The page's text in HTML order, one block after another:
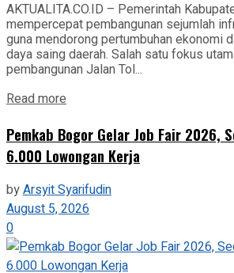
AKTUALITA.CO.ID – Pemerintah
mempercepat pembangunan sejumlah
guna mendorong pertumbuhan ekonomi
daya saing daerah. Salah satu fokus
pembangunan Jalan Tol...
Read more
Pemkab Bogor Gelar Job Fair 2026,
6.000 Lowongan Kerja
byArsyit Syarifudin
August 5, 2026
0